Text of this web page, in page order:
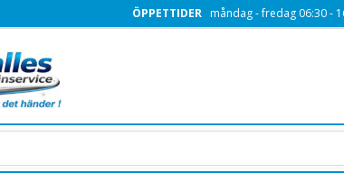
ÖPPETTIDER måndag - fredag 06:30